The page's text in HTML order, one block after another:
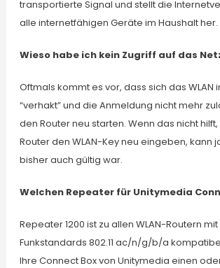
transportierte Signal und stellt die
alle internetfähigen Geräte im Haushalt her.
Wieso habe ich kein Zugriff auf das
Oftmals kommt es vor, dass sich das WLAN
“verhakt” und die Anmeldung nicht mehr
den Router neu starten. Wenn das nicht
Router den WLAN-Key neu eingeben, kann
bisher auch gültig war.
Welchen Repeater für Unitymedia
Repeater 1200 ist zu allen WLAN-Routern
Funkstandards 802.11 ac/n/g/b/a
Ihre Connect Box von Unitymedia einen